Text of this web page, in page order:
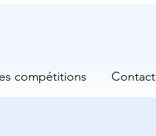
compétitions Contact